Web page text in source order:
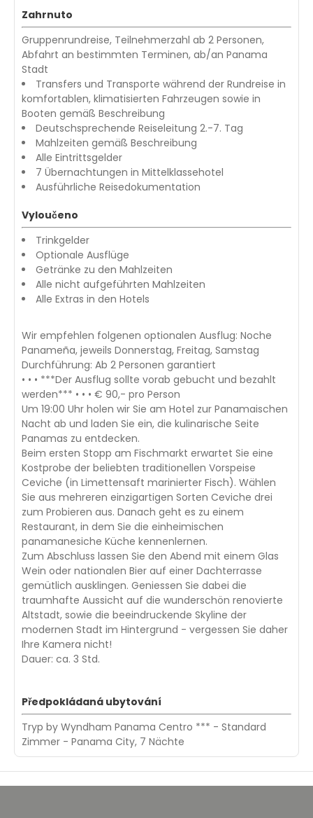
Zahrnuto
Gruppenrundreise, Teilnehmerzahl ab 2 Personen,
Abfahrt an bestimmten Terminen, ab/an Panama
Stadt
Transfers und Transporte während der Rundreise in
komfortablen, klimatisierten Fahrzeugen sowie in
Booten gemäß Beschreibung
Deutschsprechende Reiseleitung 2.-7. Tag
Mahlzeiten gemäß Beschreibung
Alle Eintrittsgelder
7 Übernachtungen in Mittelklassehotel
Ausführliche Reisedokumentation
Vyloučeno
Trinkgelder
Optionale Ausflüge
Getränke zu den Mahlzeiten
Alle nicht aufgeführten Mahlzeiten
Alle Extras in den Hotels
Wir empfehlen folgenen optionalen Ausflug: Noche
Panameña, jeweils Donnerstag, Freitag, Samstag
Durchführung: Ab 2 Personen garantiert
• • • ***Der Ausflug sollte vorab gebucht und bezahlt
werden*** • • • € 90,- pro Person
Um 19:00 Uhr holen wir Sie am Hotel zur Panamaischen
Nacht ab und laden Sie ein, die kulinarische Seite
Panamas zu entdecken.
Beim ersten Stopp am Fischmarkt erwartet Sie eine
Kostprobe der beliebten traditionellen Vorspeise
Ceviche (in Limettensaft marinierter Fisch). Wählen
Sie aus mehreren einzigartigen Sorten Ceviche drei
zum Probieren aus. Danach geht es zu einem
Restaurant, in dem Sie die einheimischen
panamanesiche Küche kennenlernen.
Zum Abschluss lassen Sie den Abend mit einem Glas
Wein oder nationalen Bier auf einer Dachterrasse
gemütlich ausklingen. Geniessen Sie dabei die
traumhafte Aussicht auf die wunderschön renovierte
Altstadt, sowie die beeindruckende Skyline der
modernen Stadt im Hintergrund - vergessen Sie daher
Ihre Kamera nicht!
Dauer: ca. 3 Std.
Předpokládaná ubytování
Tryp by Wyndham Panama Centro *** - Standard
Zimmer - Panama City, 7 Nächte